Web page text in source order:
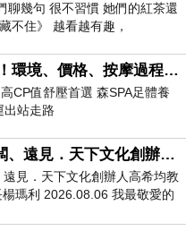
聊幾句 很不習慣 她們的紅茶還
不住》 越看越有趣，
招牌森雞湯課程腳底+指壓體驗！環境、價格、按摩過程全紀錄，森SPA足體養生館松江館最新價格表
CP值舒壓首選 森SPA足體養
出站走路
我最敬愛的老闆、遠見．天下文化創辦人高希均教授
見．天下文化創辦人高希均教
瑪利 2026.08.06 我最敬愛的
化創辦人高希均教